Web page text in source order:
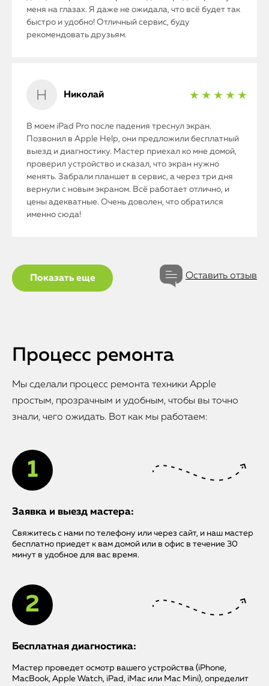
меня на глазах. Я даже не ожидала, что всё будет так
быстро и удобно! Отличный сервис, буду
рекомендовать друзьям.
Николай ★ ★ ★ ★ ★
В моем iPad Pro после падения треснул экран.
Позвонил в Apple Help, они предложили бесплатный
выезд и диагностику. Мастер приехал ко мне домой,
проверил устройство и сказал, что экран нужно
менять. Забрали планшет в сервис, а через три дня
вернули с новым экраном. Всё работает отлично, и
цены адекватные. Очень доволен, что обратился
именно сюда!
Показать еще Оставить отзыв
Процесс ремонта
Мы сделали процесс ремонта техники Apple
простым, прозрачным и удобным, чтобы вы точно
знали, чего ожидать. Вот как мы работаем:
Заявка и выезд мастера:
Свяжитесь с нами по телефону или через сайт, и наш мастер
бесплатно приедет к вам домой или в офис в течение 30
минут в удобное для вас время.
Бесплатная диагностика:
Мастер проведет осмотр вашего устройства (iPhone,
MacBook, Apple Watch, iPad, iMac или Mac Mini), определит